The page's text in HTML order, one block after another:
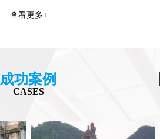
查看更多+
成功案例
CASES